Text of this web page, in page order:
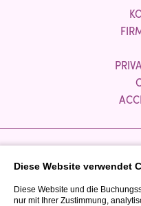
Diese Website verwendet
Diese Website und die
nur mit Ihrer Zustimmung,